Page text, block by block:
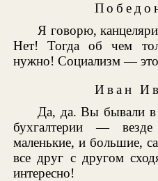
Я говорю,
Нет! Тогда об чем
нужно! Социализм —
Иван
Да, да. Вы бывали в
бухгалтерии —
маленькие, и большие,
все друг с другом
интересно!